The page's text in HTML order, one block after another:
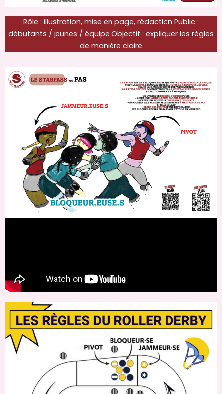
Rôle : illustration, mise en page, rédaction Public :
débutants / jeunes / équipe Objectif : expliquer les règles
de manière claire